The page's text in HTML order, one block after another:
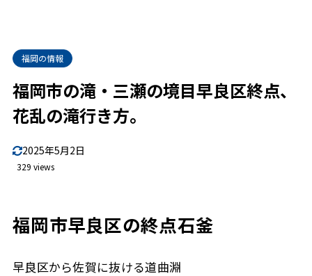
福岡の情報
福岡市の滝・三瀬の境目早良区終点、
花乱の滝行き方。
2025年5月2日
329 views
福岡市早良区の終点石釜
早良区から佐賀に抜ける道曲淵